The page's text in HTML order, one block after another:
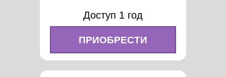
ПРИОБРЕСТИ
Доступ 1 год